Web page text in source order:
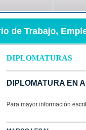
de Trabajo,
DIPLOMATURAS
DIPLOMATURA EN
Para mayor información